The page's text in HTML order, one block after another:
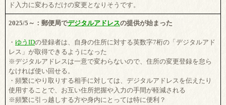
ド入力に変わるだけの変更となりそうです。
2025/5～：郵便局でデジタルアドレスの提供が始まった
・ ゆうIDの登録者は、自身の住所に対する英数字7桁の「デジタルアド
レス」が取得できるようになった
※デジタルアドレスは一意で変わらないので、住所の変更登録を怠ら
なければ使い回せる。
・頻繁にやり取りする相手に対しては、デジタルアドレスを伝えたり
使用することで、お互い住所把握や入力の手間が軽減される
※頻繁に引っ越しする方や身内にとっては特に便利？